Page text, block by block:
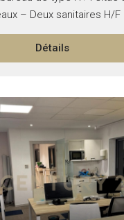
– Deux sanitaires H/F
Une...
Détails